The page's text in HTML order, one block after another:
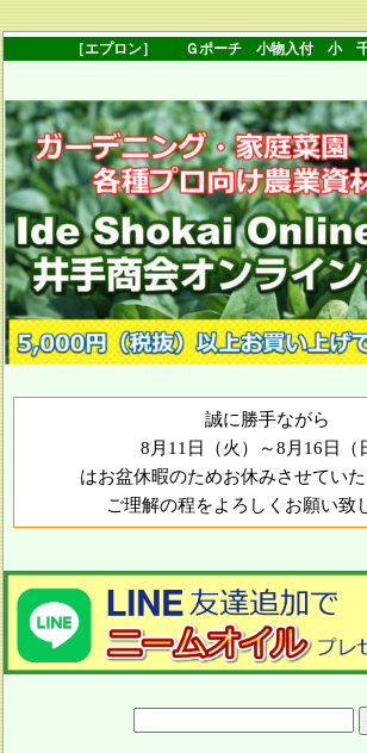
［エプロン］ Ｇポーチ 小物入付 小 千
誠に勝手ながら
8月11日（火）～8月16日（
はお盆休暇のためお休みさせていた
ご理解の程をよろしくお願い致